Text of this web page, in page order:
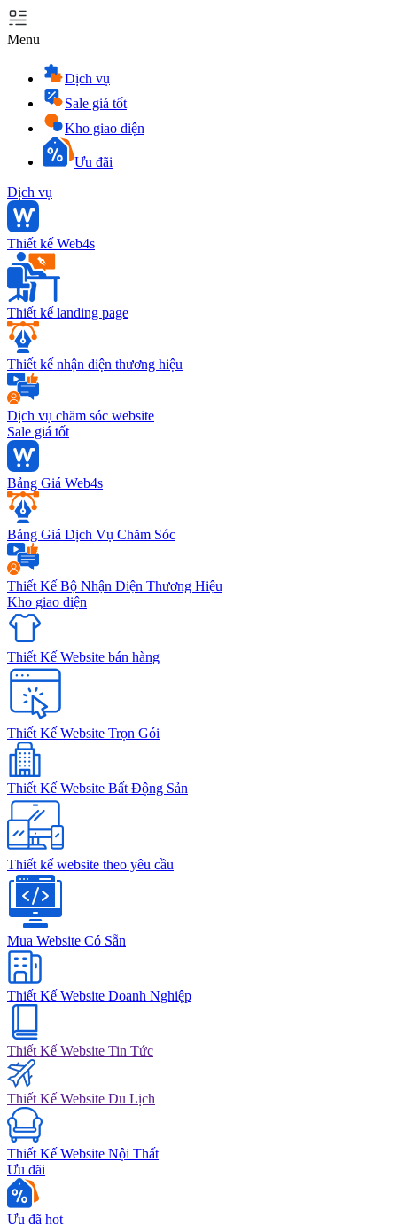
Menu
Dịch vụ
Sale giá tốt
Kho giao diện
Ưu đãi
Dịch vụ
Thiết kế Web4s
Thiết kế landing page
Thiết kế nhận diện thương hiệu
Dịch vụ chăm sóc website
Sale giá tốt
Bảng Giá Web4s
Bảng Giá Dịch Vụ Chăm Sóc
Thiết Kế Bộ Nhận Diện Thương Hiệu
Kho giao diện
Thiết Kế Website bán hàng
Thiết Kế Website Trọn Gói
Thiết Kế Website Bất Động Sản
Thiết kế website theo yêu cầu
Mua Website Có Sẵn
Thiết Kế Website Doanh Nghiệp
Thiết Kế Website Tin Tức
Thiết Kế Website Du Lịch
Thiết Kế Website Nội Thất
Ưu đãi
Ưu đã hot